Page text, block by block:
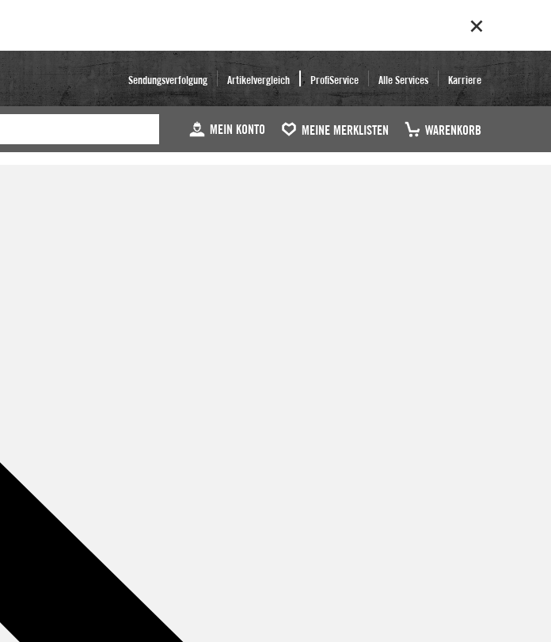
Sendungsverfolgung Artikelvergleich ProfiService Alle Services Karriere
MEIN KONTO MEINE MERKLISTEN WARENKORB